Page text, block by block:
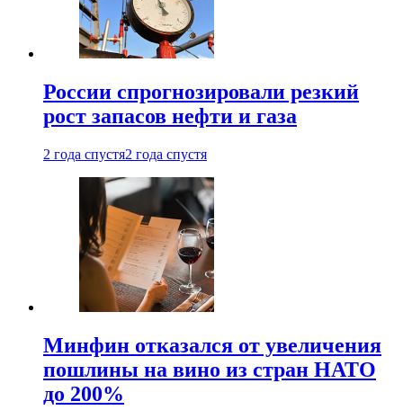
России спрогнозировали резкий
рост запасов нефти и газа
2 года спустя2 года спустя
Минфин отказался от увеличения
пошлины на вино из стран НАТО
до 200%